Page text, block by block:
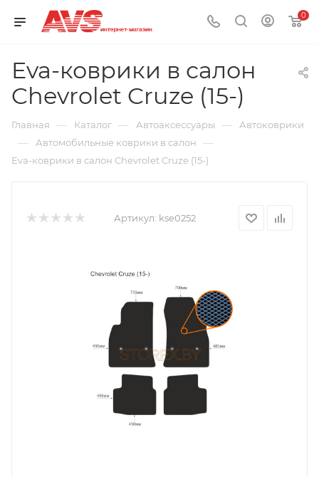
0
Eva-коврики в салон
Chevrolet Cruze (15-)
Главная — Каталог — Автоаксессуары — Автоковрики
— Автомобильные коврики в салон —
Eva-коврики в салон Chevrolet Cruze (15-)
Артикул: kse0252